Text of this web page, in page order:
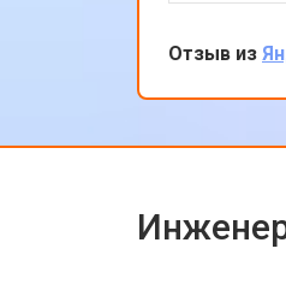
подробно
ремонта.
обед
ноутбук
качеством
Отзыв из